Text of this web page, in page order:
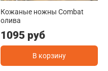
Кожаные ножны Combat
олива
1095 руб
В корзину